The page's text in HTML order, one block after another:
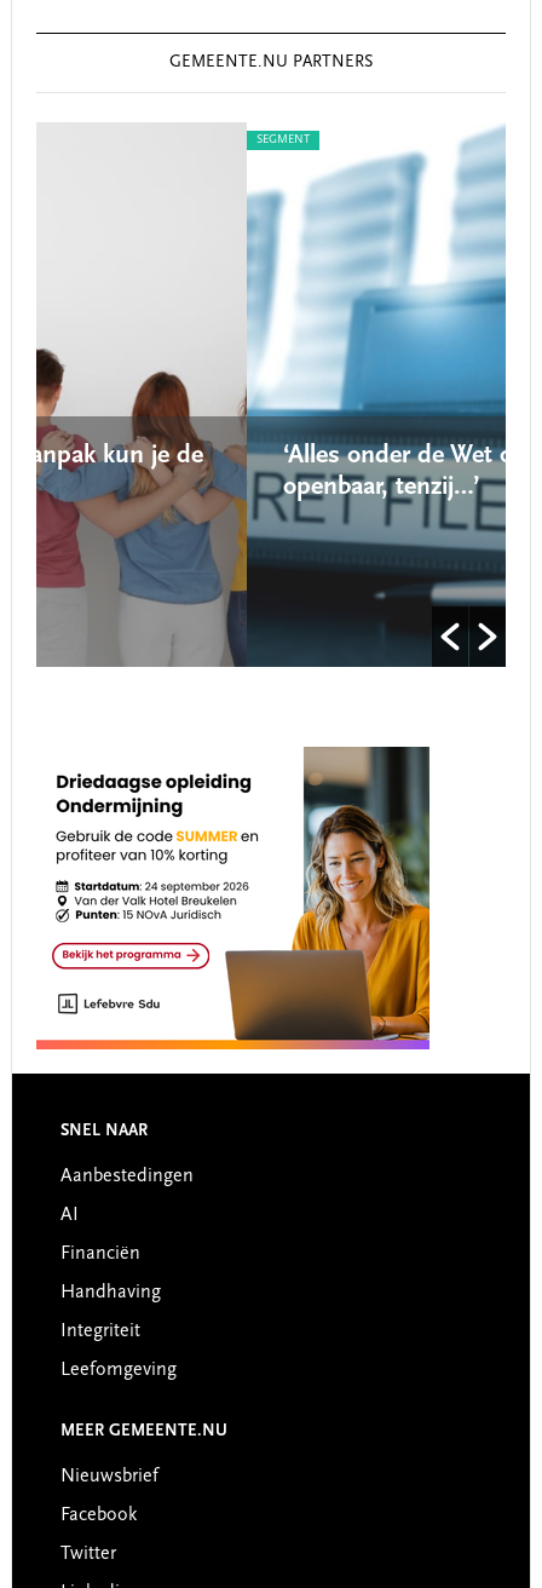
GEMEENTE.NU PARTNERS
‘Alles onder de Wet open overheid is
openbaar, tenzij…’
Footer
SNEL NAAR
Aanbestedingen
AI
Financiën
Handhaving
Integriteit
Leefomgeving
MEER GEMEENTE.NU
Nieuwsbrief
Facebook
Twitter